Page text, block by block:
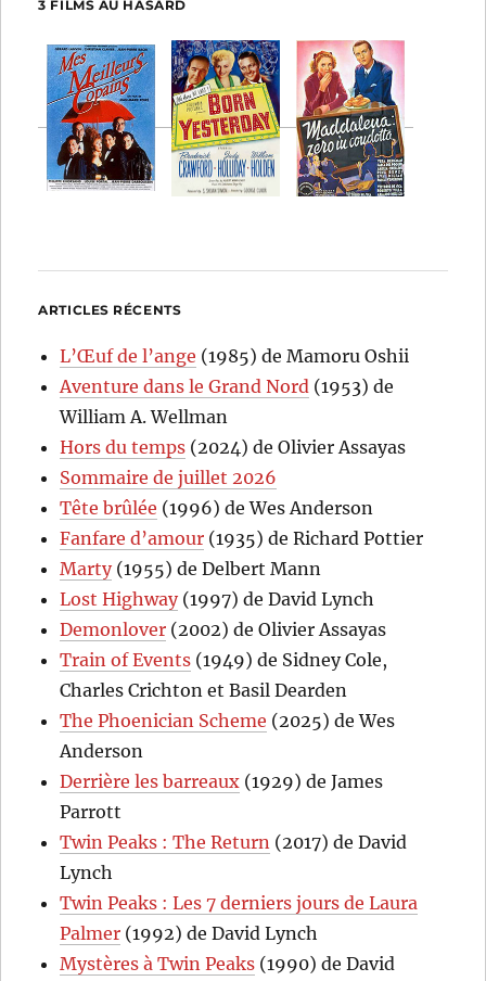
3 FILMS AU HASARD
ARTICLES RÉCENTS
L’Œuf de l’ange (1985) de Mamoru Oshii
Aventure dans le Grand Nord (1953) de
William A. Wellman
Hors du temps (2024) de Olivier Assayas
Sommaire de juillet 2026
Tête brûlée (1996) de Wes Anderson
Fanfare d’amour (1935) de Richard Pottier
Marty(1955) de Delbert Mann
Lost Highway(1997) de David Lynch
Demonlover (2002) de Olivier Assayas
Train of Events (1949) de Sidney Cole,
Charles Crichton et Basil Dearden
The Phoenician Scheme (2025) de Wes
Anderson
Derrière les barreaux (1929) de James
Parrott
Twin Peaks : The Return (2017) de David
Lynch
Twin Peaks : Les 7 derniers jours de Laura
Palmer (1992) de David Lynch
Mystères à Twin Peaks (1990) de David